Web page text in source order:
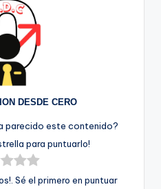
DESDE CERO
parecido este contenido?
para puntuarlo!
Sé el primero en puntuar